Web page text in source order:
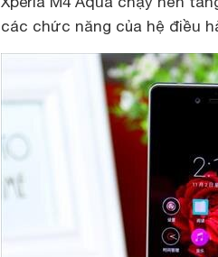
các chức năng của hệ điều